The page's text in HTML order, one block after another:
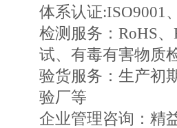
体系认证:ISO9001
检测服务：RoHS
试、有毒有害物质
验货服务：生产初
验厂等
企业管理咨询：精